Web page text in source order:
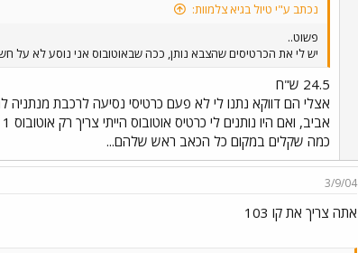
נכתב ע"י טיול בגיא צלמוות:
פשוט..
יש לי את הכרטיסים שהצבא נותן, ככה שבאוטובוס אני נוסע לא
24.5 ש"ח
אצלי הם דווקא נתנו לי לא פעם כרטיסי נסיעה לרכבת
כמה שקלים במקום כל הכאב ראש שלהם...
3/9/04
אתה צריך את קו 103